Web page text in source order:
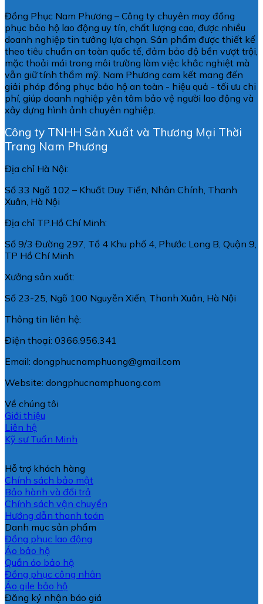
Đồng Phục Nam Phương – Công ty chuyên may đồng
phục bảo hộ lao động uy tín, chất lượng cao, được nhiều
doanh nghiệp tin tưởng lựa chọn. Sản phẩm được thiết kế
theo tiêu chuẩn an toàn quốc tế, đảm bảo độ bền vượt trội,
mặc thoải mái trong môi trường làm việc khắc nghiệt mà
vẫn giữ tính thẩm mỹ. Nam Phương cam kết mang đến
giải pháp đồng phục bảo hộ an toàn - hiệu quả - tối ưu chi
phí, giúp doanh nghiệp yên tâm bảo vệ người lao động và
xây dựng hình ảnh chuyên nghiệp.
Công ty TNHH Sản Xuất và Thương Mại Thời
Trang Nam Phương
Địa chỉ Hà Nội:
Số 33 Ngõ 102 – Khuất Duy Tiến, Nhân Chính, Thanh
Xuân, Hà Nội
Địa chỉ TP.Hồ Chí Minh:
Số 9/3 Đường 297, Tổ 4 Khu phố 4, Phước Long B, Quận 9,
TP Hồ Chí Minh
Xưởng sản xuất:
Số 23-25, Ngõ 100 Nguyễn Xiển, Thanh Xuân, Hà Nội
Thông tin liên hệ:
Điện thoại: 0366.956.341
Email: dongphucnamphuong@gmail.com
Website: dongphucnamphuong.com
Về chúng tôi
Giới thiệu
Liên hệ
Kỹ sư Tuấn Minh
Hỗ trợ khách hàng
Chính sách bảo mật
Bảo hành và đổi trả
Chính sách vận chuyển
Hướng dẫn thanh toán
Danh mục sản phẩm
Đồng phục lao động
Áo bảo hộ
Quần áo bảo hộ
Đồng phục công nhân
Áo gile bảo hộ
Đăng ký nhận báo giá